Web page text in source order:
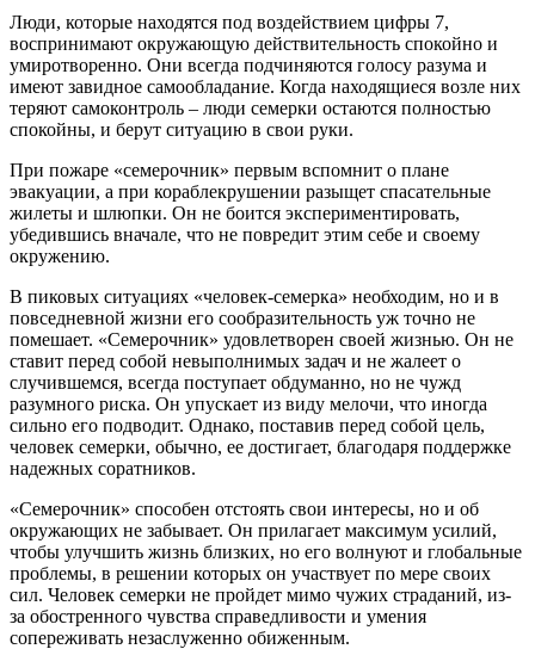
Люди, которые находятся под воздействием цифры 7,
воспринимают окружающую действительность спокойно и
умиротворенно. Они всегда подчиняются голосу разума и
имеют завидное самообладание. Когда находящиеся возле них
теряют самоконтроль – люди семерки остаются полностью
спокойны, и берут ситуацию в свои руки.
При пожаре «семерочник» первым вспомнит о плане
эвакуации, а при кораблекрушении разыщет спасательные
жилеты и шлюпки. Он не боится экспериментировать,
убедившись вначале, что не повредит этим себе и своему
окружению.
В пиковых ситуациях «человек-семерка» необходим, но и в
повседневной жизни его сообразительность уж точно не
помешает. «Семерочник» удовлетворен своей жизнью. Он не
ставит перед собой невыполнимых задач и не жалеет о
случившемся, всегда поступает обдуманно, но не чужд
разумного риска. Он упускает из виду мелочи, что иногда
сильно его подводит. Однако, поставив перед собой цель,
человек семерки, обычно, ее достигает, благодаря поддержке
надежных соратников.
«Семерочник» способен отстоять свои интересы, но и об
окружающих не забывает. Он прилагает максимум усилий,
чтобы улучшить жизнь близких, но его волнуют и глобальные
проблемы, в решении которых он участвует по мере своих
сил. Человек семерки не пройдет мимо чужих страданий, из-
за обостренного чувства справедливости и умения
сопереживать незаслуженно обиженным.